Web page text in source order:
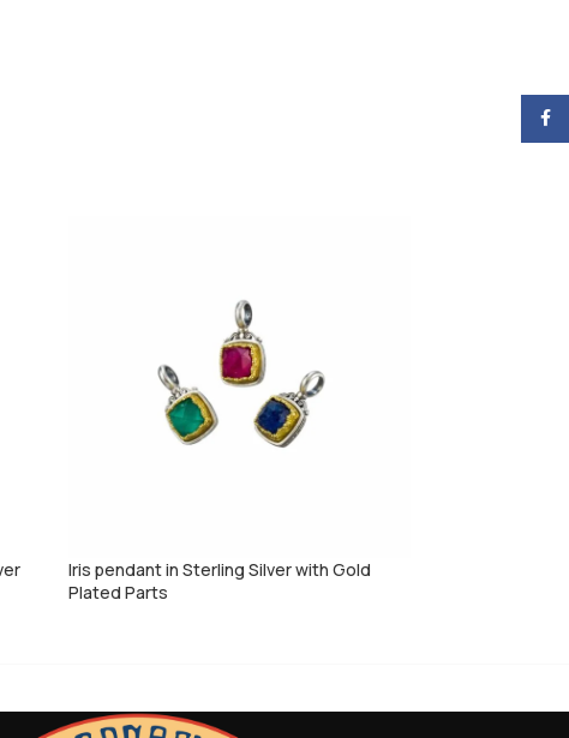
Iris pendant in Sterling Silver with Gold
Plated Parts